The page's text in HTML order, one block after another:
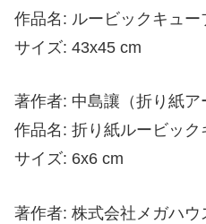
作品名: ルービックキュー
サイズ: 43x45 cm
著作者: 中島讓（折り紙ア
作品名: 折り紙ルービック
サイズ: 6x6 cm
著作者: 株式会社メガハウ